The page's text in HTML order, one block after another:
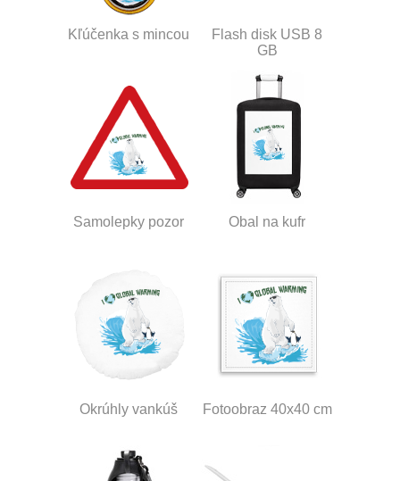
Kľúčenka s mincou
Flash disk USB 8
GB
Samolepky pozor Obal na kufr
Okrúhly vankúš Fotoobraz 40x40 cm